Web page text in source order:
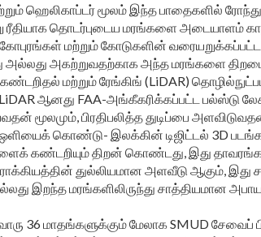
ஹெலிகாப்டர் மூலம் இந்த பாதைகளில் ரோந்து
ரீதியாக தொடர்புடைய மரங்களை அடையாளம்
மற்றும் கோடுகளின் வரையறுக்கப்பட்ட
அல்லது அகற்றுவதற்காக அந்த மரங்களை
கண்டறிதல் மற்றும் ரேங்கிங் (LiDAR)
ஆனது FAA-அங்கீகரிக்கப்பட்ட பல்ஸ்டு
பிரதிபலித்த துடிப்பை
கொண்டு- இலக்கின் டிஜிட்டல் 3D
கண்டறியும் திறன் கொண்டது, இது
துல்லியமான அளவீடு ஆகும், இது
இறந்த மரங்களிலிருந்து சாத்தியமான
36 மாதங்களுக்கும் மேலாக SMUD சேவைப்